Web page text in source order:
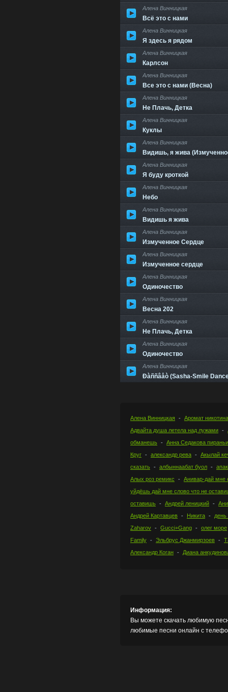
Алена Винницкая
Всё это с нами
Алена Винницкая
Я здесь я рядом
Алена Винницкая
Карлсон
Алена Винницкая
Все это с нами (Весна)
Алена Винницкая
Не Плачь, Детка
Алена Винницкая
Куклы
Алена Винницкая
Видишь, я жива
Алена Винницкая
Я буду кроткой
Алена Винницкая
Небо
Алена Винницкая
Видишь я жива
Алена Винницкая
Измученное Сердце
Алена Винницкая
Измученное сердце
Алена Винницкая
Одиночество
Алена Винницкая
Весна 202
Алена Винницкая
Не Плачь, Детка
Алена Винницкая
Одиночество
Алена Винницкая
Ðàññâåò (Sasha-Smile
Алена Винницкая
Аромат никотина
Адвайта душа летела над лужами
обманешь
Анна Седакова пираньи
Круг
александр рева
Акылай
сказать
албыннаабат буол
Алых роз ремикс
Анивар-дай мне
уйдёшь дай мне слово что не
оставишь
Андрей леницкий
Андрей Картавцев
Никита
день
Zaharov
Gucci+Gang
олег море
Family
Эльбрус Джанмирзоев
Александр Коган
Диана
Информация:
Вы можете скачать любимую
любимые песни онлайн с